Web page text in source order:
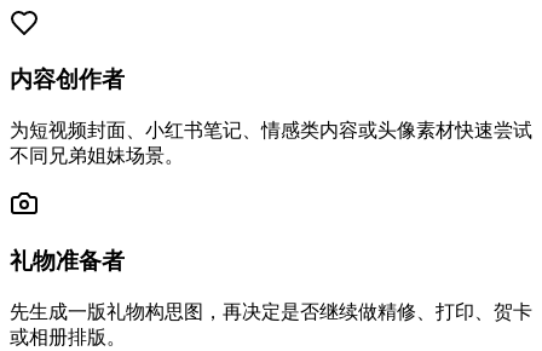
内容创作者
为短视频封面、小红书笔记、情感类内容或头像素材快速尝试
不同兄弟姐妹场景。
礼物准备者
先生成一版礼物构思图，再决定是否继续做精修、打印、贺卡
或相册排版。